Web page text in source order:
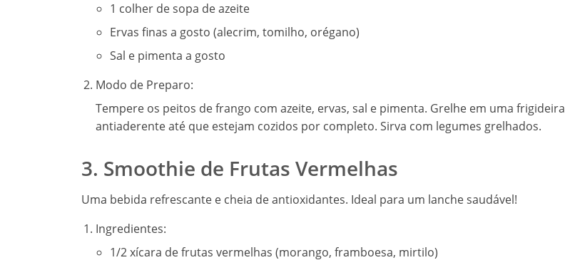
1 colher de sopa de azeite
Ervas finas a gosto (alecrim, tomilho, orégano)
Sal e pimenta a gosto
Modo de Preparo:
Tempere os peitos de frango com azeite, ervas, sal e pimenta. Grelhe em uma frigideira
antiaderente até que estejam cozidos por completo. Sirva com legumes grelhados.
3. Smoothie de Frutas Vermelhas
Uma bebida refrescante e cheia de antioxidantes. Ideal para um lanche saudável!
Ingredientes:
1/2 xícara de frutas vermelhas (morango, framboesa, mirtilo)